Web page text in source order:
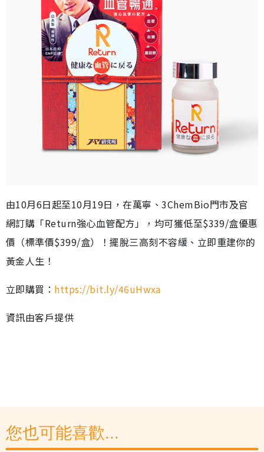
由10月6日起至10月19日，在萬寧、3ChemBio門市及官
網訂購「Return強心血管配方」，均可獲低至$339/盒優惠
價（標準價$399/盒）！擺脫三高刻不容緩、立即重建你的
黃金人生！
立即購買： https://bit.ly/46uHwxa
資訊由客戶提供
您也可能喜歡...